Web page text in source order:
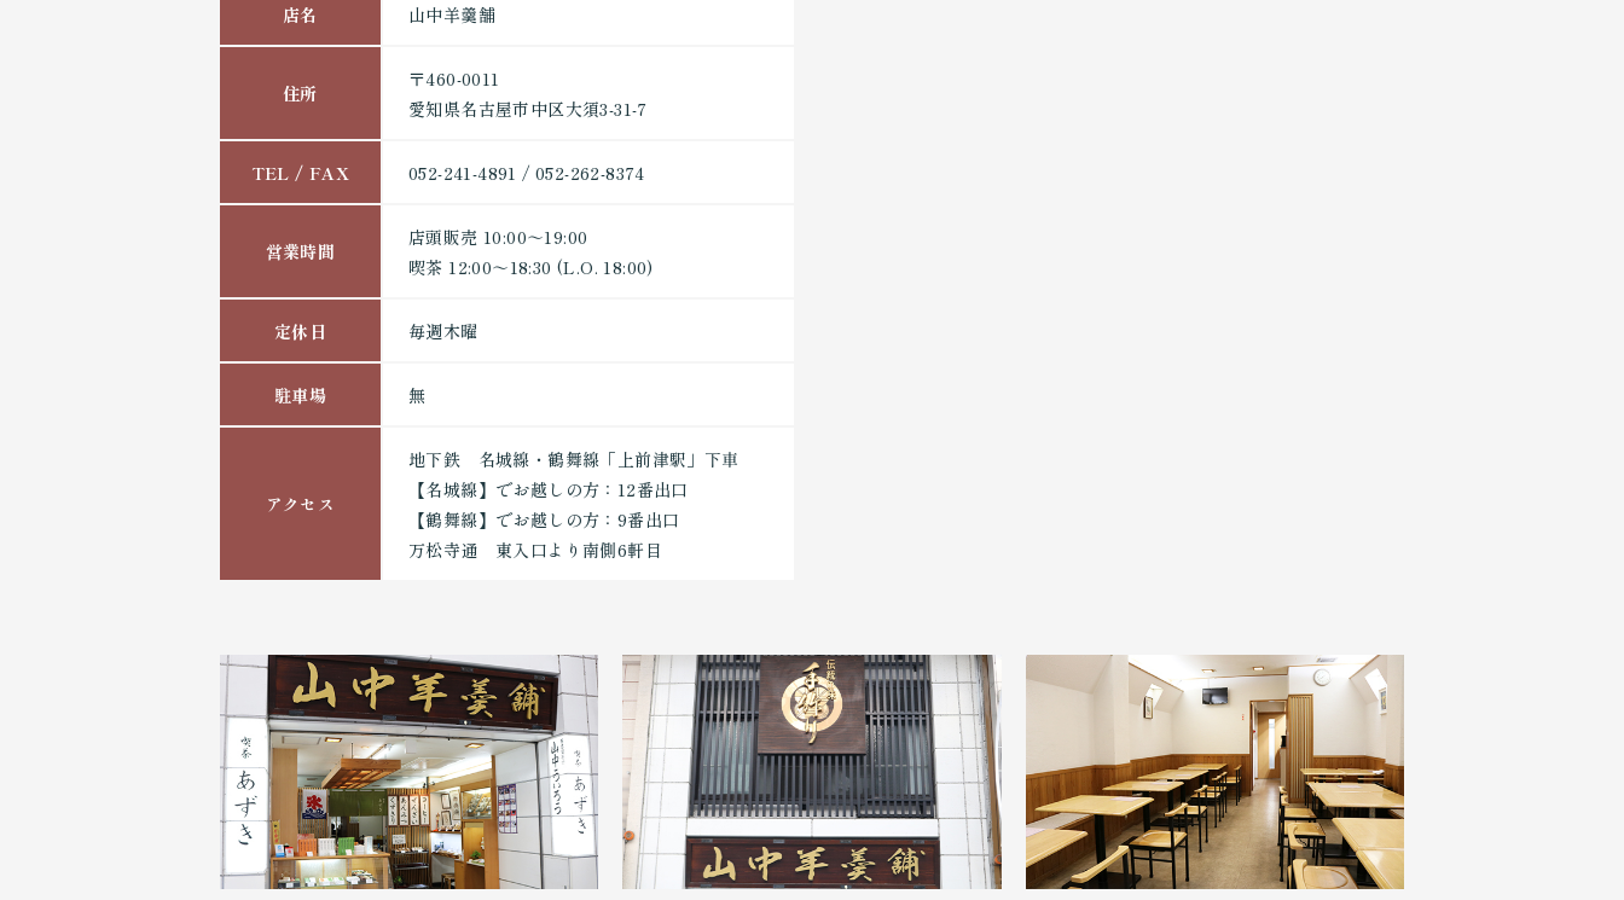
店名 山中羊羹舗
住所
〒460-0011
愛知県名古屋市中区大須3-31-7
TEL / FAX 052-241-4891 / 052-262-8374
営業時間
店頭販売 10:00～19:00
喫茶 12:00～18:30 (L.O. 18:00)
定休日 毎週木曜
駐車場 無
アクセス
地下鉄 名城線・鶴舞線「上前津駅」下車
【名城線】でお越しの方：12番出口
【鶴舞線】でお越しの方：9番出口
万松寺通 東入口より南側6軒目